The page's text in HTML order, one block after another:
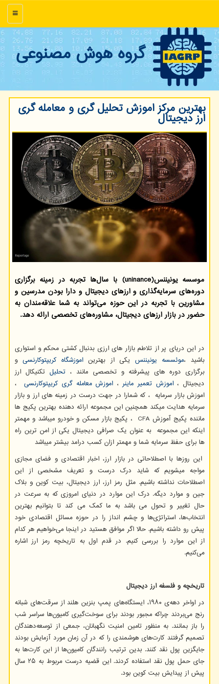
منو
گروه هوش مصنوعی
بهترین مرکز اموزش تحلیل گری و معامله گری
ارز دیجیتال
موسسه یونیننس(uninance) با سال‌ها تجربه در زمینه برگزاری
دوره‌های سرمایه‌گذاری و ارزهای دیجیتال و دارا بودن مدرسین و
مشاورین با تجربه در این حوزه می‌تواند به شما علاقه‌مندان به
حضور در بازار ارزهای دیجیتال، مشاوره‌های تخصصی ارائه دهد.
در این دریای پر از تلاطم بازار های ارزی بدنبال کشتی محکم و استواری
باشید ،موئسسه یونیننس یکی از بهترین اموزشگاه کریپتوکارنسیو
برگزاری دوره های پیشرفته و تخصصی مانند ، تحلیلتکنیکال ارز
دیجیتال ،اموزش تعمیر ماینر، اموزش معامله گری کریپتوکارنسی،
اموزش بازار سرمایه ، که شمارا در جهت درست در زمینه های ارز و بازار
سرمایه هدایت میکند همچنین این مجموعه ارائه دهنده بهترین پکیج ها
ماننده پکیج آموزش CFA ، پکیج بازار مسکن و خودرو میباشد و مهمتر
اینکه این مجموعه به عنوان یک صرافی دیجیتال یکی از امن ترین راه
ها برای حفظ سرمایه شما و مهمتر ازان کسب درامد بیشتر میباشد
این روزها با اصطلاحاتی در بازار ارز، اخبار اقتصادی و فضای مجازی
مواجه میشویم که شاید درک درست و تعریف مشخصی از این
اصطلاحات نداشته باشیم. مثل رمز ارز، ارز دیجیتال، بیت کوین و بلاک
جین و موارد دیگه. درک این موارد در دنیای امروزی که به سرعت در
حال تغییر و تحول می باشد به ما کمک می کند تا بتوانیم بهترین
انتخاب‌ها، استراتژی‌ها و چشم انداز را در حوزه مسائل اقتصادی خود
پیش رو داشته باشیم. حالا اگر موافق هستید در اینجا می‌خواهیم هر کدام
از این موارد را بررسی کنیم. در قدم اول به تاریخچه رمز ارز اشاره
می‌کنیم.
تاریخچه و فلسفه ارز دیجیتال
در اواخر دهه‌ی ۱۹۸۰، ایستگاه‌های پمپ بنزین هلند از سرقت‌های شبانه
رنج می‌بردند چراکه مجبور بودند برای سوخت‌گیری کامیون‌ها سراسر شب
را باز بمانند. به منظور تامین امنیت نگهبانان، جمعی از توسعه‌دهندگان
تصمیم گرفتند کارت‌های هوشمندی را که در آن زمان مورد آزمایش بودند
جایگزین پول نقد کنند. بدین ترتیب رانندگان کامیون‌ها از این کارت‌ها به
جای حمل پول نقد استفاده کردند. این قضیه درست مربوط به ۲۵ سال
پیش از پیدایش بیت کوین بود.